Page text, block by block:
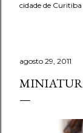
cidade de
agosto 29, 2011